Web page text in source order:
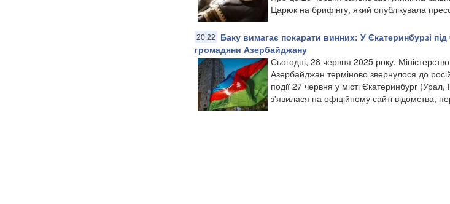
Царюк на брифінгу, який опублікувала
20:22
Баку вимагає покарати винних: У Єкатеринбурзі
громадяни Азербайджану
Сьогодні, 28 червня 2025 року,
Азербайджан терміново звернулося до
події 27 червня у місті Єкатеринбург
з'явилася на офіційному сайті відомства,